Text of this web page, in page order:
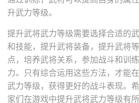
升武力等级。
提升武将武力等级需要选择合适的
和技能，提升武将装备，提升武将
点，培养武将关系，参加战斗和训
力。只有综合运用这些方法，才能
武力等级，获得更好的战斗表现。
家们在游戏中提升武将武力等级有所